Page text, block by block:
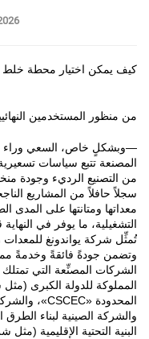
كيف يمكن اختيار محطة خلط
من منظور المستخدمين
—وبشكلٍ خاص، السعي وراء
المصنعة تتبع سياسات
من التصنيع الرديء وجودة
سجلاً حافلاً من المشاريع
معداتها ومتانتها على المدى
التشغيلية، ما يوفر في
تُمثِّل شركة يواندونغ
وتضمن جودةً فائقةً وخدمةً
الشركات المصنِّعة التي
المملوكة للدولة الكبرى (مثل
البنية التحتية الإقليمية